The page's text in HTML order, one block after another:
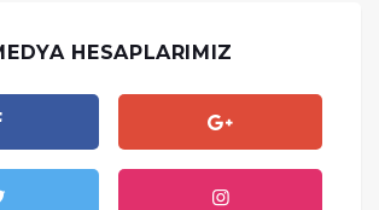
HESAPLARIMIZ